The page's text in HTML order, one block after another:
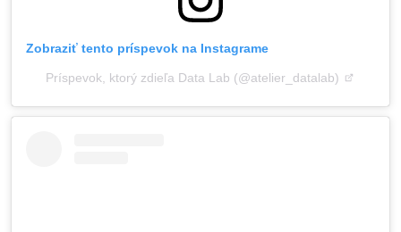
Zobraziť tento príspevok na Instagrame
Príspevok, ktorý zdieľa Data Lab (@atelier_datalab)